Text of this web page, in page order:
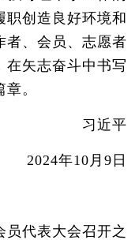
职创造良好环境和
者、会员、志愿者
在矢志奋斗中书写
。
习近平
2024年10月9日
代表大会召开之